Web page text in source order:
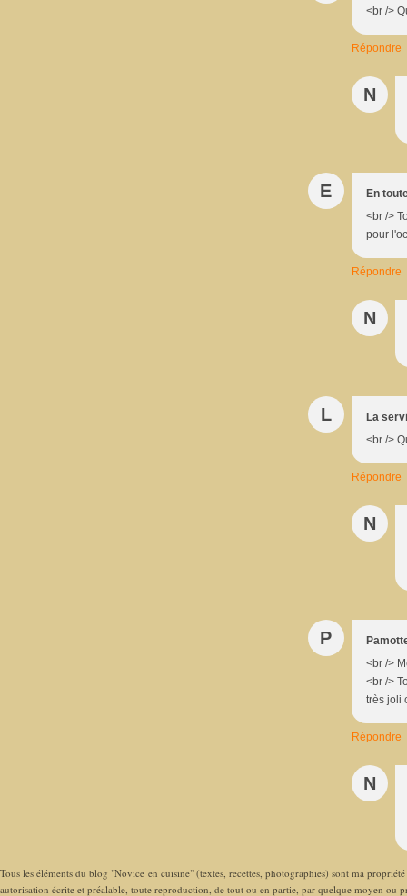
<br />
Répondre
N
E
En
<br />
pour
Répondre
N
L
La
<br />
Répondre
N
P
<br />
<br />
très joli
Répondre
N
Tous les éléments du blog "Novice en cuisine" (textes, recettes, photographies) sont ma
autorisation écrite et préalable, toute reproduction, de tout ou en partie, par quelque moyen ou